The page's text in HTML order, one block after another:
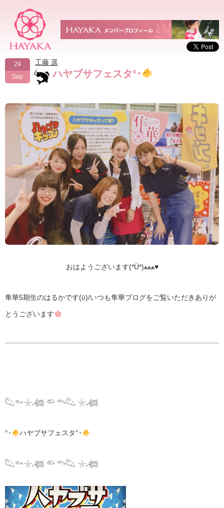
29
Sep
工藤 遥
ハヤブサフェスタ°･
おはようございます(*Ü*)ﻌﻌﻌ♥️
隼華5期生のはるかです(ϋ)/いつも隼華ブログをご覧いただきありが
とうございます
𓆡𓆜𓇼𓈒𓆉 𓆛 𓆞𓆡 𓇼𓈒𓆉
°･ ハヤブサフェスタ°･
𓆡𓆜𓇼𓈒𓆉 𓆛 𓆞𓆡 𓇼𓈒𓆉